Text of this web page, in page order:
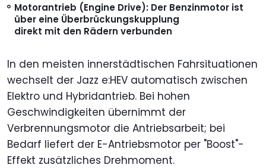
Motorantrieb (Engine Drive): Der Benzinmotor ist
über eine Überbrückungskupplung
direkt mit den Rädern verbunden
In den meisten innerstädtischen Fahrsituationen
wechselt der Jazz e:HEV automatisch zwischen
Elektro und Hybridantrieb. Bei hohen
Geschwindigkeiten übernimmt der
Verbrennungsmotor die Antriebsarbeit; bei
Bedarf liefert der E-Antriebsmotor per "Boost"-
Effekt zusätzliches Drehmoment.